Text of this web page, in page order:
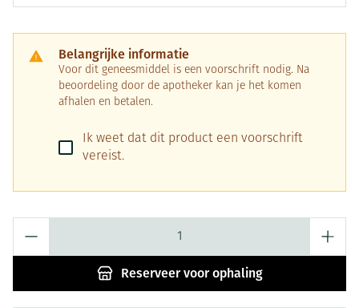
Belangrijke informatie
Voor dit geneesmiddel is een voorschrift nodig. Na
beoordeling door de apotheker kan je het komen
afhalen en betalen.
Ik weet dat dit product een voorschrift
vereist.
Reserveervoor ophaling